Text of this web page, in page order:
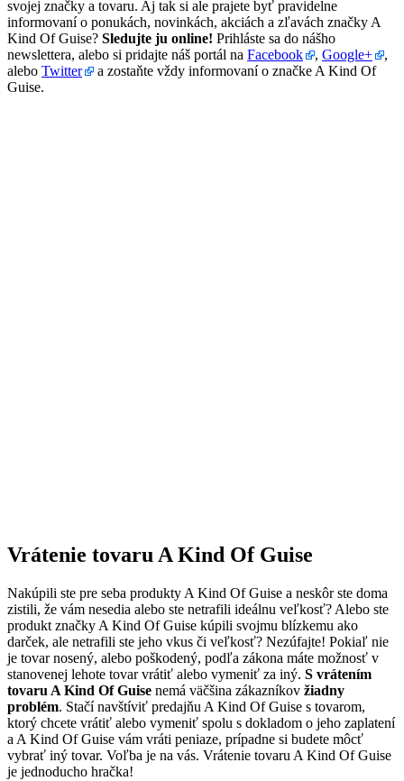
svojej značky a tovaru. Aj tak si ale prajete byť pravidelne
informovaní o ponukách, novinkách, akciách a zľavách značky A
Kind Of Guise? Sledujte ju online! Prihláste sa do nášho
newslettera, alebo si pridajte náš portál na Facebook , Google+
,
alebo Twitter
a zostaňte vždy informovaní o značke A Kind Of
Guise.
Vrátenie tovaru A Kind Of Guise
Nakúpili ste pre seba produkty A Kind Of Guise a neskôr ste doma
zistili, že vám nesedia alebo ste netrafili ideálnu veľkosť? Alebo ste
produkt značky A Kind Of Guise kúpili svojmu blízkemu ako
darček, ale netrafili ste jeho vkus či veľkosť? Nezúfajte! Pokiaľ nie
je tovar nosený, alebo poškodený, podľa zákona máte možnosť v
stanovenej lehote tovar vrátiť alebo vymeniť za iný. S vrátením
tovaru A Kind Of Guise nemá väčšina zákazníkov žiadny
problém. Stačí navštíviť predajňu A Kind Of Guise s tovarom,
ktorý chcete vrátiť alebo vymeniť spolu s dokladom o jeho zaplatení
a A Kind Of Guise vám vráti peniaze, prípadne si budete môcť
vybrať iný tovar. Voľba je na vás. Vrátenie tovaru A Kind Of Guise
je jednoducho hračka!